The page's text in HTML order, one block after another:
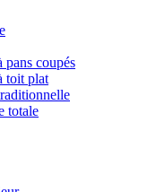
pans coupés
toit plat
totale